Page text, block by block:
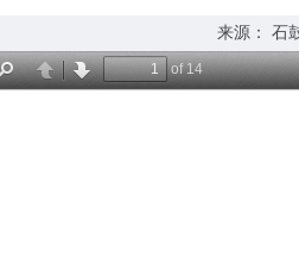
来源：